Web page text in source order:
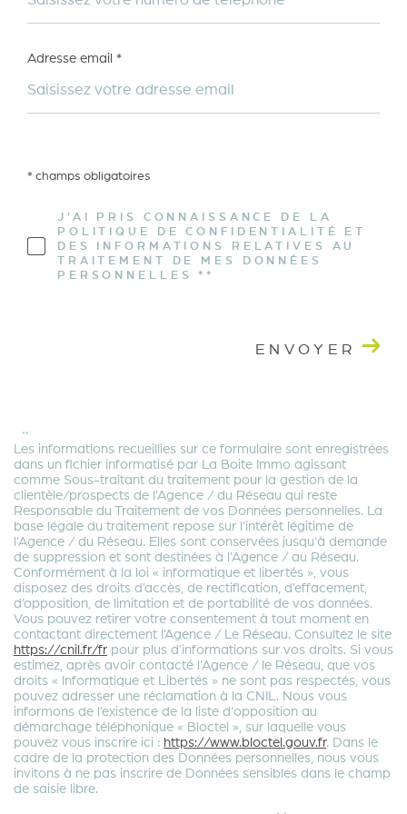
Adresse email *
* champs obligatoires
J'AI PRIS CONNAISSANCE DE LA
POLITIQUE DE CONFIDENTIALITÉ ET
DES INFORMATIONS RELATIVES AU
TRAITEMENT DE MES DONNÉES
PERSONNELLES **
ENVOYER
**
Les informations recueillies sur ce formulaire sont enregistrées
dans un fichier informatisé par La Boite Immo agissant
comme Sous-traitant du traitement pour la gestion de la
clientèle/prospects de l'Agence / du Réseau qui reste
Responsable du Traitement de vos Données personnelles. La
base légale du traitement repose sur l'intérêt légitime de
l'Agence / du Réseau. Elles sont conservées jusqu'à demande
de suppression et sont destinées à l'Agence / au Réseau.
Conformément à la loi « informatique et libertés », vous
disposez des droits d’accès, de rectification, d’effacement,
d’opposition, de limitation et de portabilité de vos données.
Vous pouvez retirer votre consentement à tout moment en
contactant directement l’Agence / Le Réseau. Consultez le site
https://cnil.fr/fr pour plus d’informations sur vos droits. Si vous
estimez, après avoir contacté l'Agence / le Réseau, que vos
droits « Informatique et Libertés » ne sont pas respectés, vous
pouvez adresser une réclamation à la CNIL. Nous vous
informons de l’existence de la liste d'opposition au
démarchage téléphonique « Bloctel », sur laquelle vous
pouvez vous inscrire ici : https://www.bloctel.gouv.fr. Dans le
cadre de la protection des Données personnelles, nous vous
invitons à ne pas inscrire de Données sensibles dans le champ
de saisie libre.